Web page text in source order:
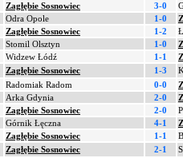
Zagłębie Sosnowiec 3-0
Odra Opole 1-0
Zagłębie Sosnowiec 1-2
Stomil Olsztyn 1-0
Widzew Łódź 1-1
Zagłębie Sosnowiec 1-3
Radomiak Radom 0-0
Arka Gdynia 2-0
Zagłębie Sosnowiec 2-0
Górnik Łęczna 4-1
Zagłębie Sosnowiec 1-1
Zagłębie Sosnowiec 2-1